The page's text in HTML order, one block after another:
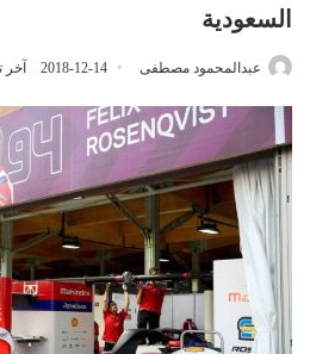
السعودية
عبدالمحمود مصطفى 2018-12-14 آخر